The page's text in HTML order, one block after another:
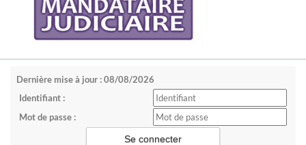
Dernière mise à jour : 08/08/2026
Identifiant :
Mot de passe :